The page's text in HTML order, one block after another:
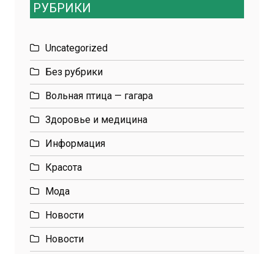
РУБРИКИ
Uncategorized
Без рубрики
Вольная птица — гагара
Здоровье и медицина
Информация
Красота
Мода
Новости
Новости